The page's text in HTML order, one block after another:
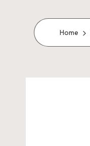
produkty
i
Home